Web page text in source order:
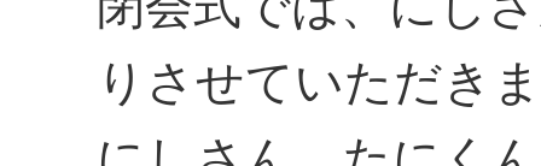
りさせていただき